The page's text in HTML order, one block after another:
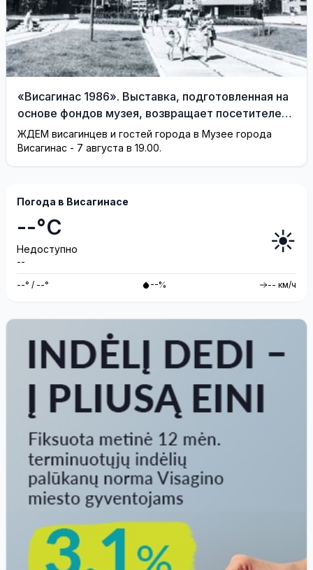
«Висагинас 1986». Выставка, подготовленная на
основе фондов музея, возвращает посетителей
на 40 лет назад
ЖДЕМ висагинцев и гостей города в Музее города
Висагинас - 7 августа в 19.00.
Погода в Висагинасе
--°C
Недоступно
--
☀️
--° / --° --% -- км/ч